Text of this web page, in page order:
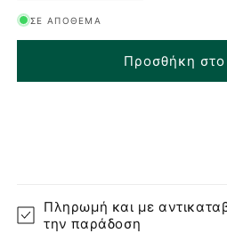
ποσότητας
για
Hugs
Tumbler
ποσότητας
Hugs
My
Tumbler
ΣΕ ΑΠΌΘΕΜΑ
Προσθήκη στο
Πληρωμή και με
την παράδοση